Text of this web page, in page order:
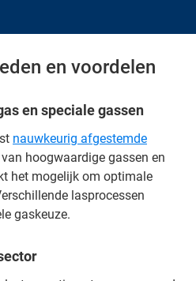
en voordelen
en speciale gassen
nauwkeurig afgestemde
hoogwaardige gassen en
het mogelijk om optimale
lasprocessen
gaskeuze.